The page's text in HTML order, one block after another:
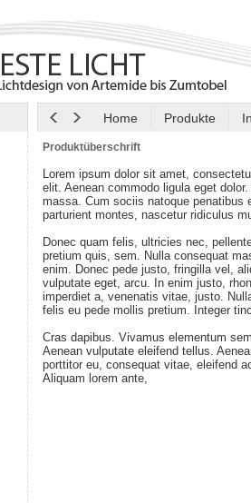
Home Produkte
Produktüberschrift
Lorem ipsum dolor sit amet,
elit. Aenean commodo ligula eget dolor.
massa. Cum sociis natoque penatibus
parturient montes, nascetur ridiculus
Donec quam felis, ultricies nec,
pretium quis, sem. Nulla consequat
enim. Donec pede justo, fringilla vel,
vulputate eget, arcu. In enim justo,
imperdiet a, venenatis vitae, justo.
felis eu pede mollis pretium. Integer
Cras dapibus. Vivamus elementum
Aenean vulputate eleifend tellus.
porttitor eu, consequat vitae, eleifend
Aliquam lorem ante,